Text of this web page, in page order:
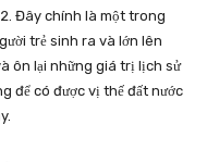
Đây chính là một trong
trẻ sinh ra và lớn lên
ôn lại những giá trị lịch sử
để có được vị thế đất nước